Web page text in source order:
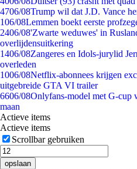
4706/08Trump wil dat J.D. Vance
106/08Lemmen boekt eerste
2406/08'Zwarte weduwes' in
overlijdensuitkering
1406/08Zangeres en Idols-jurylid
overleden
1006/08Netflix-abonnees krijgen
uitgebreide GTA VI trailer
6606/08Onlyfans-model met G-cup
maan
Actieve items
Actieve items
Scrollbar gebruiken
opslaan